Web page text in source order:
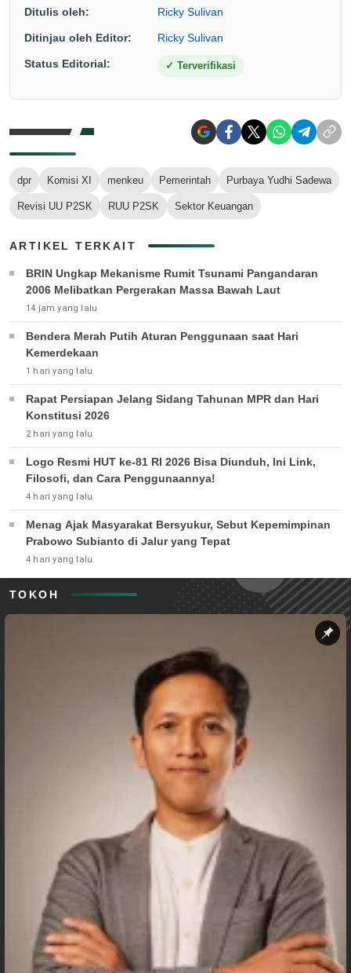
Ditulis oleh: Ricky Sulivan
Ditinjau oleh Editor: Ricky Sulivan
Status Editorial: ✓ Terverifikasi
dpr Komisi XI menkeu Pemerintah Purbaya Yudhi Sadewa
Revisi UU P2SK RUU P2SK Sektor Keuangan
ARTIKEL TERKAIT
BRIN Ungkap Mekanisme Rumit Tsunami Pangandaran
2006 Melibatkan Pergerakan Massa Bawah Laut
14 jam yang lalu
Bendera Merah Putih Aturan Penggunaan saat Hari
Kemerdekaan
1 hari yang lalu
Rapat Persiapan Jelang Sidang Tahunan MPR dan Hari
Konstitusi 2026
2 hari yang lalu
Logo Resmi HUT ke-81 RI 2026 Bisa Diunduh, Ini Link,
Filosofi, dan Cara Penggunaannya!
4 hari yang lalu
Menag Ajak Masyarakat Bersyukur, Sebut Kepemimpinan
Prabowo Subianto di Jalur yang Tepat
4 hari yang lalu
TOKOH